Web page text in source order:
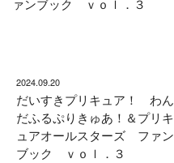
2024.09.20
だいすきプリキュア！ わん
だふるぷりきゅあ！＆プリキ
ュアオールスターズ ファン
ブック ｖｏｌ．３